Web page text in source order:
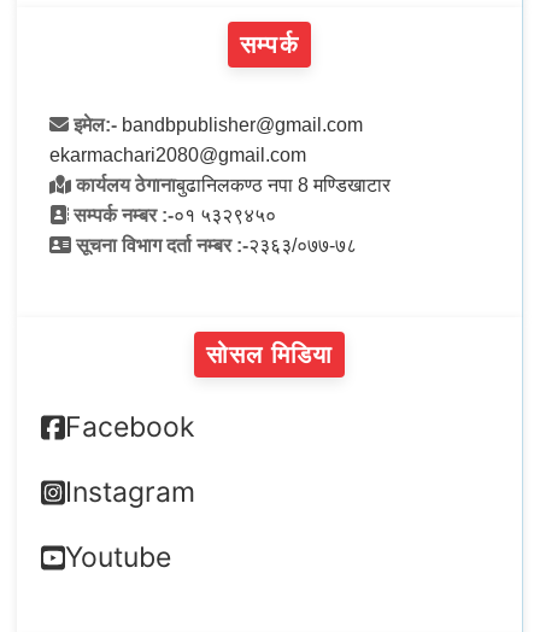
सम्पर्क
इमेल:- bandbpublisher@gmail.com
ekarmachari2080@gmail.com
कार्यलय ठेगानाबुढानिलकण्ठ नपा 8 मण्डिखाटार
सम्पर्क नम्बर :-०१ ५३२९४५०
सूचना विभाग दर्ता नम्बर :-२३६३/०७७-७८
सोसल मिडिया
Facebook
Instagram
Youtube